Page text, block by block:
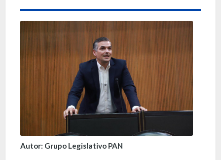
Autor: Grupo Legislativo PAN